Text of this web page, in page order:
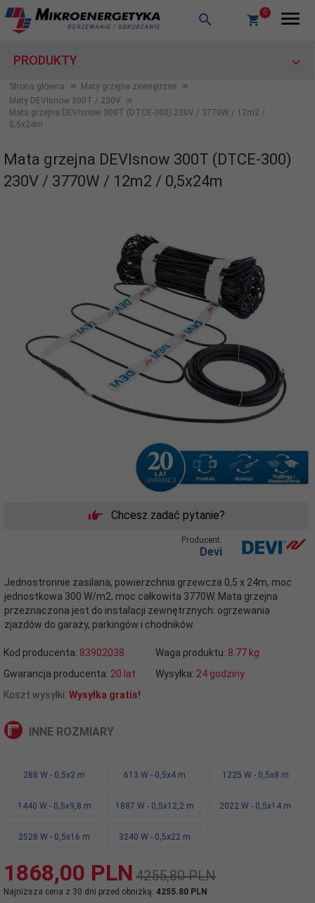
0
PRODUKTY
Strona główna
Maty grzejne zewnętrzne
Maty DEVIsnow 300T / 230V
Mata grzejna DEVIsnow 300T (DTCE-300) 230V / 3770W / 12m2 /
0,5x24m
Mata grzejna DEVIsnow 300T (DTCE-300)
230V / 3770W / 12m2 / 0,5x24m
Chcesz zadać pytanie?
Producent:
Devi
Jednostronnie zasilana, powierzchnia grzewcza 0,5 x 24m, moc
jednostkowa 300 W/m2, moc całkowita 3770W. Mata grzejna
przeznaczona jest do instalacji zewnętrznych: ogrzewania
zjazdów do garaży, parkingów i chodników.
Kod producenta: 83902038 Waga produktu: 8.77 kg
Gwarancja producenta: 20 lat Wysyłka: 24 godziny
Koszt wysyłki: Wysyłka gratis!
INNE ROZMIARY
288 W - 0,5x2 m 613 W - 0,5x4 m 1225 W - 0,5x8 m
1440 W - 0,5x9,8 m 1887 W - 0,5x12,2 m 2022 W - 0,5x14 m
2528 W - 0,5x16 m 3240 W - 0,5x22 m
1868,00 PLN 4255,80 PLN
Najniższa cena z 30 dni przed obniżką: 4255.80 PLN